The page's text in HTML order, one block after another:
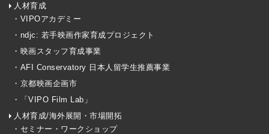
人材育成
・VIPOアカデミー
・ndjc: 若手映画作家育成プロジェクト
・映画スタッフ育成事業
・AFI Conservatory 日本人留学生推薦事業
・京都映画企画市
・「VIPO Film Lab」
人材育成/海外展開・市場開拓
・セミナー・ワークショップ